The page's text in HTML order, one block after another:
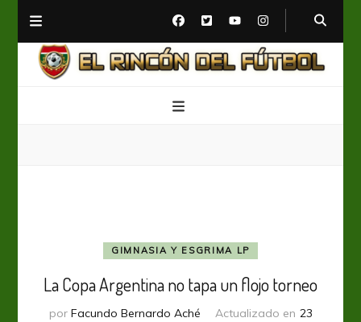
GIMNASIA Y ESGRIMA LP
La Copa Argentina no tapa un flojo torneo
por Facundo Bernardo Aché Actualizado en 23